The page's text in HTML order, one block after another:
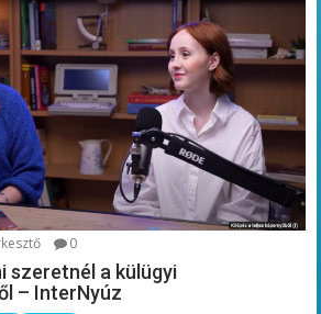
0
szeretnél a külügyi
– InterNyúz